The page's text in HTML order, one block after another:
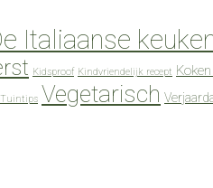
Italiaanse
Kidsproof Kindvriendelijk recept
Tuintips Vegetarisch